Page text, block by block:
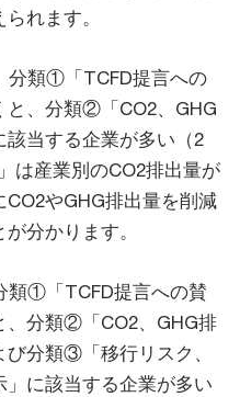
れます。
分類①「TCFD提言への
と、分類②「CO2、GHG
当する企業が多い（2
は産業別のCO2排出量が
やGHG排出量を削減
分かります。
類①「TCFD提言への賛
、分類②「CO2、GHG排
分類③「移行リスク、
に該当する企業が多い